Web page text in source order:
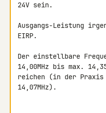
24V sein.
Ausgangs-Leistung
EIRP.
Der einstellbare
14,00MHz bis max.
reichen (in der Praxis
14,07MHz).